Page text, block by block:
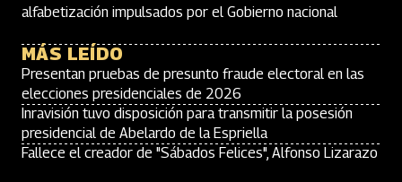
alfabetización impulsados por el Gobierno nacional
MÁS LEÍDO
Presentan pruebas de presunto fraude electoral en las
elecciones presidenciales de 2026
Inravisión tuvo disposición para transmitir la posesión
presidencial de Abelardo de la Espriella
Fallece el creador de "Sábados Felices", Alfonso Lizarazo